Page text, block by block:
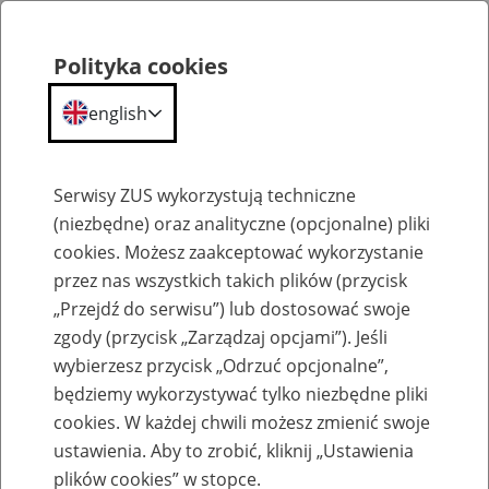
Szkolenia
Zaproś ZUS do siebie: Aktywni 50+
Polityka cookies
english
Serwisy ZUS wykorzystują techniczne
(niezbędne) oraz analityczne (opcjonalne) pliki
cookies. Możesz zaakceptować wykorzystanie
przez nas wszystkich takich plików (przycisk
„Przejdź do serwisu”) lub dostosować swoje
zgody (przycisk „Zarządzaj opcjami”). Jeśli
wybierzesz przycisk „Odrzuć opcjonalne”,
będziemy wykorzystywać tylko niezbędne pliki
cookies. W każdej chwili możesz zmienić swoje
ustawienia. Aby to zrobić, kliknij „Ustawienia
plików cookies” w stopce.